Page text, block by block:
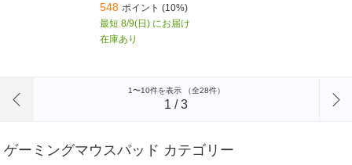
548 ポイント (10%)
最短 8/9(日) にお届け
在庫あり
1〜10件を表示 （全28件）
1 /3
ゲーミングマウスパッド カテゴリー